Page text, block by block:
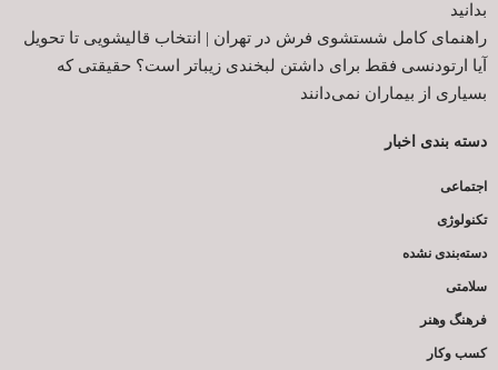
بدانید
راهنمای کامل شستشوی فرش در تهران | انتخاب قالیشویی تا تحویل
آیا ارتودنسی فقط برای داشتن لبخندی زیباتر است؟ حقیقتی که
بسیاری از بیماران نمی‌دانند
دسته بندی اخبار
اجتماعی
تکنولوژی
دسته‌بندی نشده
سلامتی
فرهنگ وهنر
کسب وکار